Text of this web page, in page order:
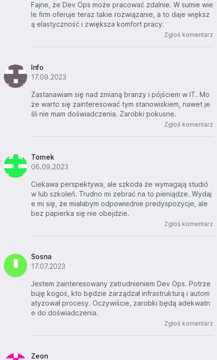
Fajne, że Dev Ops może pracować zdalnie. W sumie wie
le firm oferuje teraz takie rozwiązanie, a to daje większ
ą elastyczność i zwiększa komfort pracy.
Zgłoś komentarz
Info
17.09.2023
Zastanawiam się nad zmianą branży i pójściem w IT. Mo
że warto się zainteresować tym stanowiskiem, nawet je
śli nie mam doświadczenia. Zarobki pokusne.
Zgłoś komentarz
Tomek
06.09.2023
Ciekawa perspektywa, ale szkoda że wymagają studió
w lub szkoleń. Trudno mi zebrać na to pieniądze. Wydaj
e mi się, że miałabym odpowiednie predyspozycje, ale
bez papierka się nie obejdzie.
Zgłoś komentarz
Sosna
17.07.2023
Jestem zainteresowany zatrudnieniem Dev Ops. Potrze
buję kogoś, kto będzie zarządzał infrastrukturą i autom
atyzował procesy. Oczywiście, zarobki będą adekwatn
e do doświadczenia.
Zgłoś komentarz
Zeon